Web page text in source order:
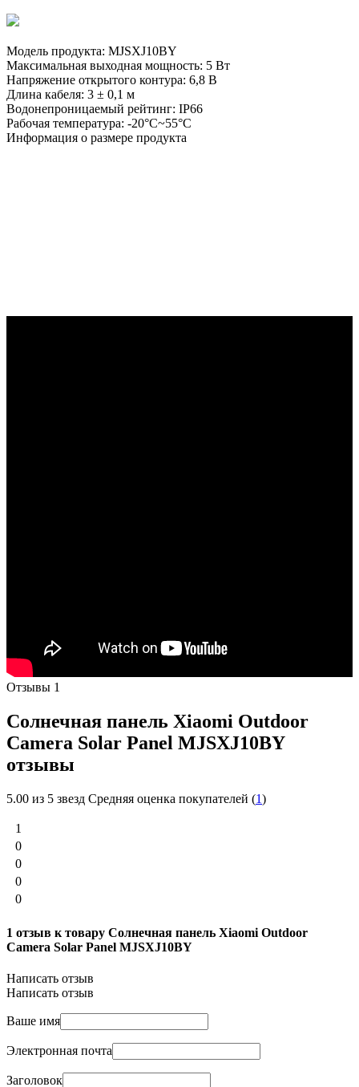
Модель продукта: MJSXJ10BY
Максимальная выходная мощность: 5 Вт
Напряжение открытого контура: 6,8 В
Длина кабеля: 3 ± 0,1 м
Водонепроницаемый рейтинг: IP66
Рабочая температура: -20°C~55°C
Информация о размере продукта
Отзывы 1
Солнечная панель Xiaomi Outdoor
Camera Solar Panel MJSXJ10BY
отзывы
5.00 из 5 звезд Средняя оценка покупателей (1)
1
0
0
0
0
1 отзыв к товару Солнечная панель Xiaomi Outdoor
Camera Solar Panel MJSXJ10BY
Написать отзыв
Написать отзыв
Ваше имя
Электронная почта
Заголовок